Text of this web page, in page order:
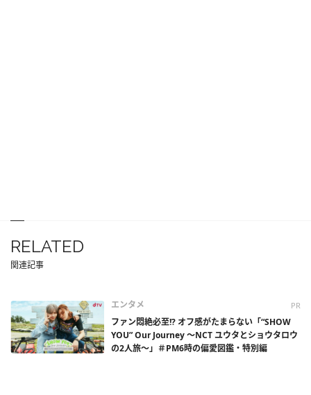
RELATED
関連記事
エンタメ PR
ファン悶絶必至!? オフ感がたまらない「“SHOW
YOU” Our Journey ～NCT ユウタとショウタロウ
の2人旅～」＃PM6時の偏愛図鑑・特別編